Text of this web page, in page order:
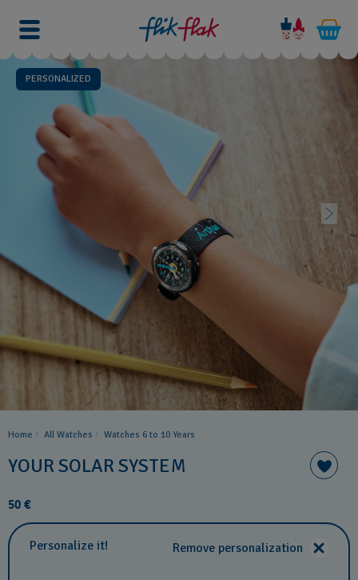
PERSONALIZED
Home All Watches Watches 6 to 10 Years​
YOUR SOLAR SYSTEM
50 €
Personalize it! Remove personalization